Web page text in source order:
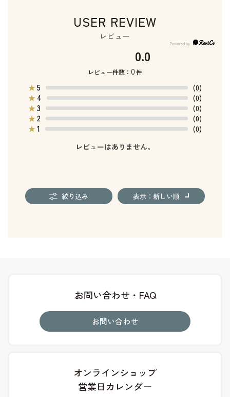
USER REVIEW
レビュー
0.0
レビュー件数： 0件
★5
(0)
★ 4
(0)
★3
(0)
★2
(0)
★1
(0)
レビューはありません。
絞り込み 表示：新しい順
お問い合わせ・FAQ
お問い合わせ
オンラインショップ
営業日カレンダー